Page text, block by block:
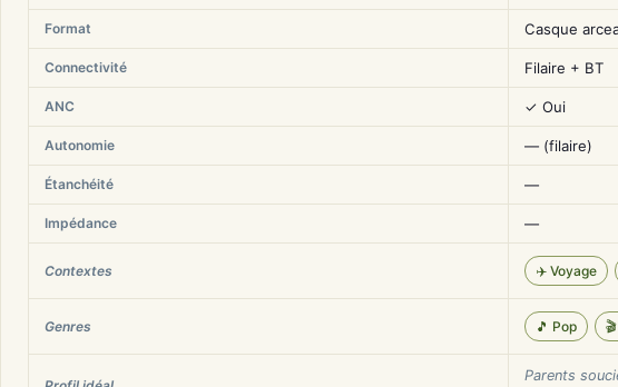
Format Casque
Connectivité Filaire + BT
ANC ✓ Oui
Autonomie — (filaire)
Étanchéité —
Impédance —
Contextes ✈️ Voyage
Genres 🎵 Pop
Parents